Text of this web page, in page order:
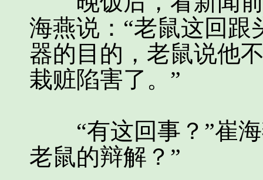
海燕说：“老鼠这回
器的目的，老鼠说他
栽赃陷害了。”
“有这回事？”崔海
老鼠的辩解？”